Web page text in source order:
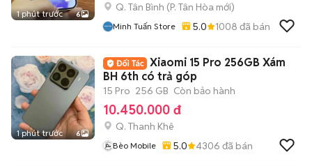
1 phút trước 6
Q. Tân Bình (P. Tân Hòa mới)
Minh Tuấn Store 5.0 1008 đã bán
1 phút trước 6
Xiaomi 15 Pro 256GB Xám
BH 6th có trả góp
15 Pro 256 GB Còn bảo hành
10.450.000 đ
Q. Thanh Khê
Bèo Mobile 5.0 4306 đã bán